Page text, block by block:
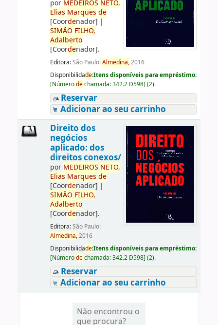
por MEDEIROS NETO,
Elias Marques de
[Coordenador] |
SIMÃO FILHO,
Adalberto
[Coordenador].
Editora:São Paulo:Almedina,2016
Disponibilidade:Itens disponíveis para empréstimo:
[Númerodechamada:342.2 D598] (2).
Reservar
Adicionar ao seu carrinho
Direito dos
negócios
aplicado: dos
direitos conexos/
por MEDEIROS NETO,
Elias Marques de
[Coordenador] |
SIMÃO FILHO,
Adalberto
[Coordenador].
Editora:São Paulo:
Almedina,2016
Disponibilidade:Itens disponíveis para empréstimo:
[Númerodechamada:342.2 D598] (2).
Reservar
Adicionar ao seu carrinho
Não encontrou o
que procura?